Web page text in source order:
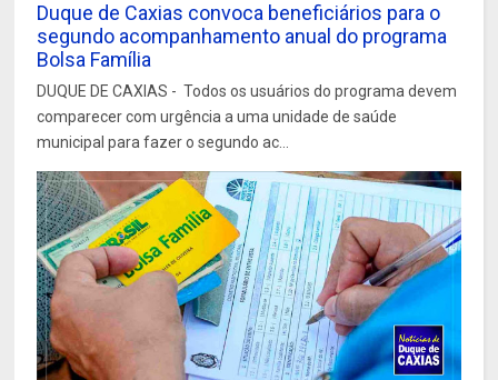
Duque de Caxias convoca beneficiários para o
segundo acompanhamento anual do programa
Bolsa Família
DUQUE DE CAXIAS - Todos os usuários do programa devem
comparecer com urgência a uma unidade de saúde
municipal para fazer o segundo ac...